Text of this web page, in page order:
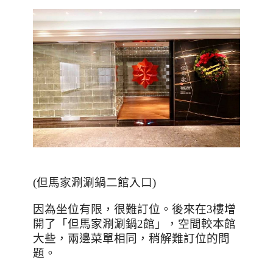
(但馬家涮涮鍋二館入口)
因為坐位有限，很難訂位。後來在3樓增
開了「但馬家涮涮鍋2館」，空間較本館
大些，兩邊菜單相同，稍解難訂位的問
題。